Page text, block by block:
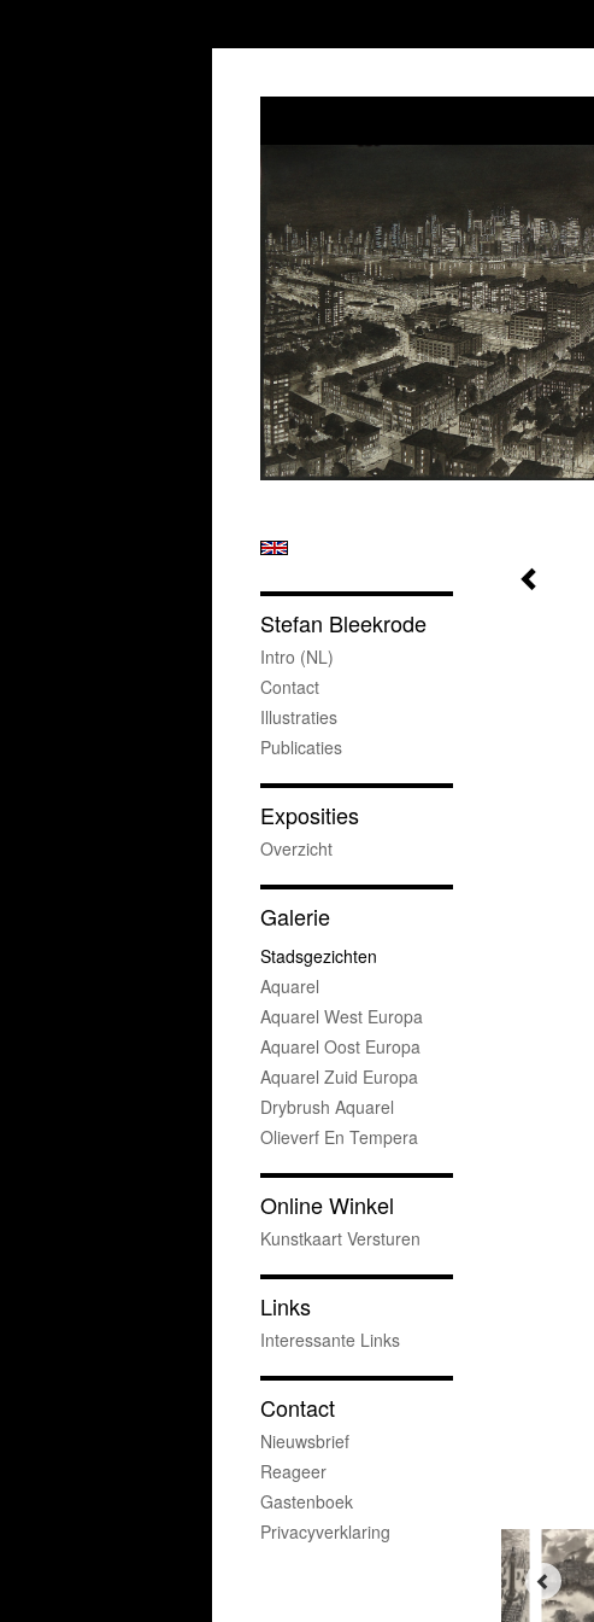
Stefan Bleekrode
Intro (NL)
Contact
Illustraties
Publicaties
Exposities
Overzicht
Galerie
Stadsgezichten
Aquarel
Aquarel West Europa
Aquarel Oost Europa
Aquarel Zuid Europa
Drybrush Aquarel
Olieverf En Tempera
Online Winkel
Kunstkaart Versturen
Links
Interessante Links
Contact
Nieuwsbrief
Reageer
Gastenboek
Privacyverklaring